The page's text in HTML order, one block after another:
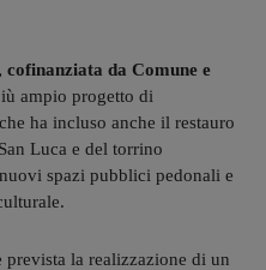
da Comune e
ampio progetto di
ha incluso anche il restauro
Luca e del torrino
spazi pubblici pedonali e
la realizzazione di un